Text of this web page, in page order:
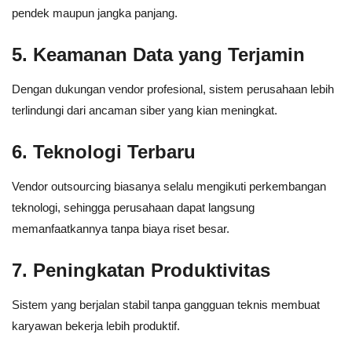
pendek maupun jangka panjang.
5. Keamanan Data yang Terjamin
Dengan dukungan vendor profesional, sistem perusahaan lebih
terlindungi dari ancaman siber yang kian meningkat.
6. Teknologi Terbaru
Vendor outsourcing biasanya selalu mengikuti perkembangan
teknologi, sehingga perusahaan dapat langsung
memanfaatkannya tanpa biaya riset besar.
7. Peningkatan Produktivitas
Sistem yang berjalan stabil tanpa gangguan teknis membuat
karyawan bekerja lebih produktif.